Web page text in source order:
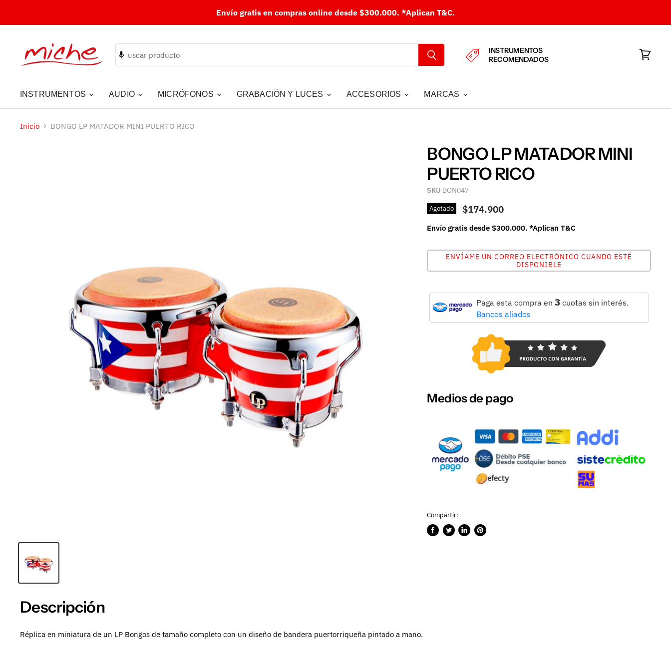
Envío gratis en compras online desde $300.000. *Aplican T&C.
INSTRUMENTOS
RECOMENDADOS
INSTRUMENTOS AUDIO MICRÓFONOS GRABACIÓN Y LUCES ACCESORIOS MARCAS
Inicio BONGO LP MATADOR MINI PUERTO RICO
BONGO LP MATADOR MINI
PUERTO RICO
SKU BON047
Agotado $174.900
Envío gratis desde $300.000. *Aplican T&C
ENVÍAME UN CORREO ELECTRÓNICO CUANDO ESTÉ
DISPONIBLE
Paga esta compra en 3cuotas sin interés.
Bancos aliados
Medios de pago
Compartir:
CompartirPublicarCompartirGuardar
Descripción
Réplica en miniatura de un LP Bongos de tamaño completo con un diseño de bandera puertorriqueña pintado a mano.